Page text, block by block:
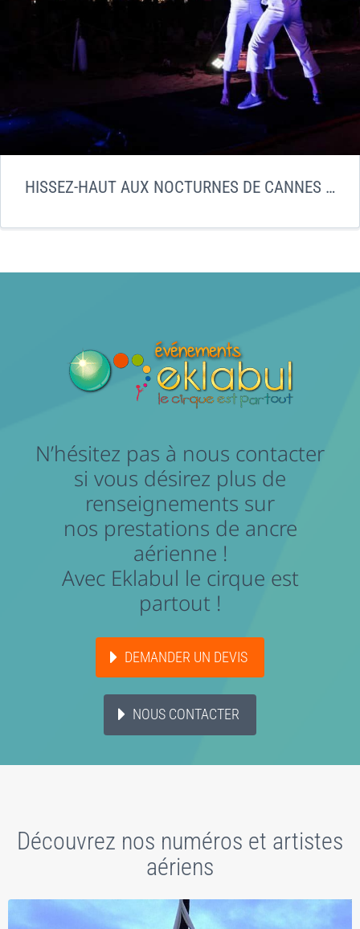
HISSEZ-HAUT AUX NOCTURNES DE CANNES 2022
N’hésitez pas à nous contacter
si vous désirez plus de
renseignements sur
nos prestations de ancre
aérienne !
Avec Eklabul le cirque est
partout !
DEMANDER UN DEVIS
NOUS CONTACTER
Découvrez nos numéros et artistes
aériens